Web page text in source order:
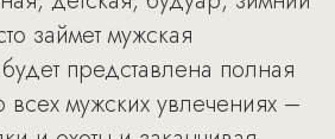
займет мужская
представлена полная
мужских увлечениях –